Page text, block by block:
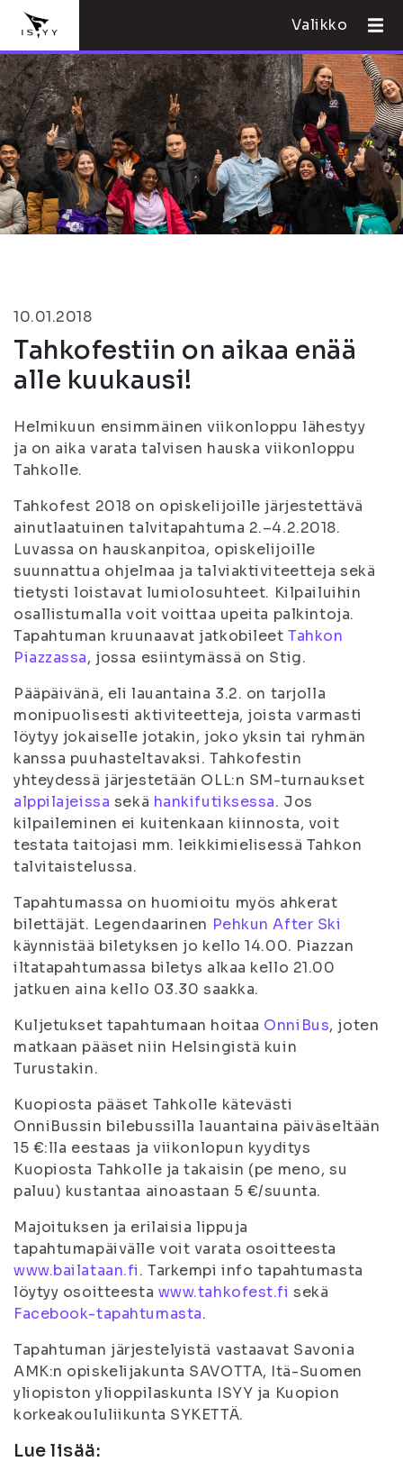
Valikko
10.01.2018
Tahkofestiin on aikaa enää
alle kuukausi!
Helmikuun ensimmäinen viikonloppu lähestyy
ja on aika varata talvisen hauska viikonloppu
Tahkolle.
Tahkofest 2018 on opiskelijoille järjestettävä
ainutlaatuinen talvitapahtuma 2.–4.2.2018.
Luvassa on hauskanpitoa, opiskelijoille
suunnattua ohjelmaa ja talviaktiviteetteja sekä
tietysti loistavat lumiolosuhteet. Kilpailuihin
osallistumalla voit voittaa upeita palkintoja.
Tapahtuman kruunaavat jatkobileetTahkon
Piazzassa, jossa esiintymässä on Stig.
Pääpäivänä, eli lauantaina 3.2. on tarjolla
monipuolisesti aktiviteetteja, joista varmasti
löytyy jokaiselle jotakin, joko yksin tai ryhmän
kanssa puuhasteltavaksi. Tahkofestin
yhteydessä järjestetään OLL:n SM-turnaukset
alppilajeissa sekä hankifutiksessa. Jos
kilpaileminen ei kuitenkaan kiinnosta, voit
testata taitojasi mm. leikkimielisessä Tahkon
talvitaistelussa.
Tapahtumassa on huomioitu myös ahkerat
bilettäjät. Legendaarinen Pehkun After Ski
käynnistää biletyksen jo kello 14.00. Piazzan
iltatapahtumassa biletys alkaa kello 21.00
jatkuen aina kello 03.30 saakka.
Kuljetukset tapahtumaan hoitaa OnniBus, joten
matkaan pääset niin Helsingistä kuin
Turustakin.
Kuopiosta pääset Tahkolle kätevästi
OnniBussin bilebussilla lauantaina päiväseltään
15 €:lla eestaas ja viikonlopun kyyditys
Kuopiosta Tahkolle ja takaisin (pe meno, su
paluu) kustantaa ainoastaan 5 €/suunta.
Majoituksen ja erilaisia lippuja
tapahtumapäivälle voit varata osoitteesta
www.bailataan.fi. Tarkempi info tapahtumasta
löytyy osoitteesta www.tahkofest.fi sekä
Facebook-tapahtumasta.
Tapahtuman järjestelyistä vastaavat Savonia
AMK:n opiskelijakunta SAVOTTA, Itä-Suomen
yliopiston ylioppilaskunta ISYY ja Kuopion
korkeakoululiikunta SYKETTÄ.
Lue lisää: